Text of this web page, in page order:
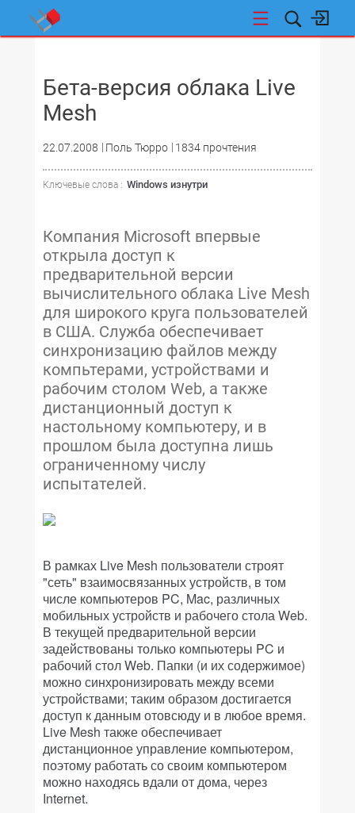
Бета-версия облака Live
Mesh
22.07.2008 Поль Тюрро 1834 прочтения
Ключевые слова : Windows изнутри
Компания Microsoft впервые
открыла доступ к
предварительной версии
вычислительного облака Live Mesh
для широкого круга пользователей
в США. Служба обеспечивает
синхронизацию файлов между
компьтерами, устройствами и
рабочим столом Web, а также
дистанционный доступ к
настольному компьютеру, и в
прошлом была доступна лишь
ограниченному числу
испытателей.
В рамках Live Mesh пользователи строят
"сеть" взаимосвязанных устройств, в том
числе компьютеров PC, Mac, различных
мобильных устройств и рабочего стола Web.
В текущей предварительной версии
задействованы только компьютеры PC и
рабочий стол Web. Папки (и их содержимое)
можно синхронизировать между всеми
устройствами; таким образом достигается
доступ к данным отовсюду и в любое время.
Live Mesh также обеспечивает
дистанционное управление компьютером,
поэтому работать со своим компьютером
можно находясь вдали от дома, через
Internet.